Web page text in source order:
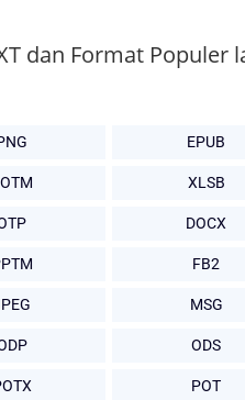
dan Format Populer
EPUB
XLSB
DOCX
FB2
MSG
ODS
POT